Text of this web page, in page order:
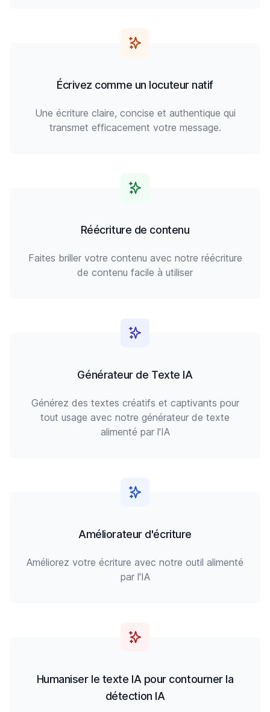
Écrivez comme un locuteur natif
Une écriture claire, concise et authentique qui
transmet efficacement votre message.
Réécriture de contenu
Faites briller votre contenu avec notre réécriture
de contenu facile à utiliser
Générateur de Texte IA
Générez des textes créatifs et captivants pour
tout usage avec notre générateur de texte
alimenté par l'IA
Améliorateur d'écriture
Améliorez votre écriture avec notre outil alimenté
par l'IA
Humaniser le texte IA pour contourner la
détection IA